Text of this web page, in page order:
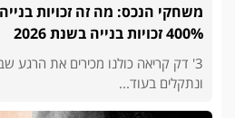
משחקי הנכס: מה זה זכויות
400% זכויות בנייה בשנת 2026
3' דק קריאה כולנו מכירים את הרגע
ונתקלים בעוד...